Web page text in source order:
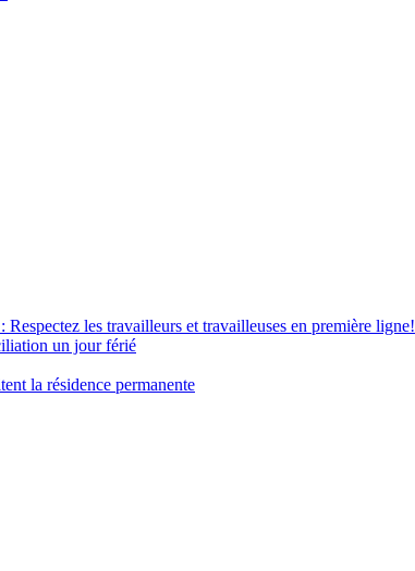
les travailleurs et travailleuses en première ligne!
un jour férié
la résidence permanente